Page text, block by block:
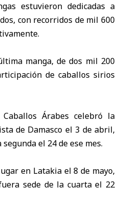
estuvieron dedicadas a
con recorridos de mil 600
manga, de dos mil 200
de caballos sirios
Árabes celebró la
de Damasco el 3 de abril,
el 24 de ese mes.
en Latakia el 8 de mayo,
sede de la cuarta el 22